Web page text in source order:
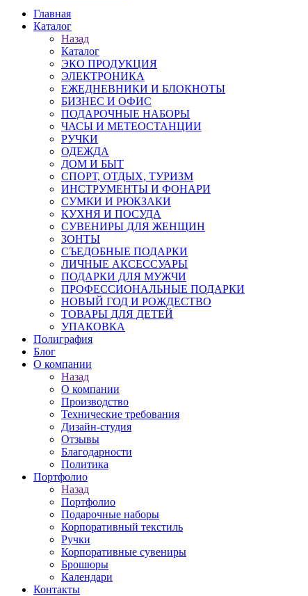
Главная
Каталог
Назад
Каталог
ЭКО ПРОДУКЦИЯ
ЭЛЕКТРОНИКА
ЕЖЕДНЕВНИКИ И БЛОКНОТЫ
БИЗНЕС И ОФИС
ПОДАРОЧНЫЕ НАБОРЫ
ЧАСЫ И МЕТЕОСТАНЦИИ
РУЧКИ
ОДЕЖДА
ДОМ И БЫТ
СПОРТ, ОТДЫХ, ТУРИЗМ
ИНСТРУМЕНТЫ И ФОНАРИ
СУМКИ И РЮКЗАКИ
КУХНЯ И ПОСУДА
СУВЕНИРЫ ДЛЯ ЖЕНЩИН
ЗОНТЫ
СЪЕДОБНЫЕ ПОДАРКИ
ЛИЧНЫЕ АКСЕССУАРЫ
ПОДАРКИ ДЛЯ МУЖЧИ
ПРОФЕССИОНАЛЬНЫЕ ПОДАРКИ
НОВЫЙ ГОД И РОЖДЕСТВО
ТОВАРЫ ДЛЯ ДЕТЕЙ
УПАКОВКА
Полиграфия
Блог
О компании
Назад
О компании
Производство
Технические требования
Дизайн-студия
Отзывы
Благодарности
Политика
Портфолио
Назад
Портфолио
Подарочные наборы
Корпоративный текстиль
Ручки
Корпоративные сувениры
Брошюры
Календари
Контакты